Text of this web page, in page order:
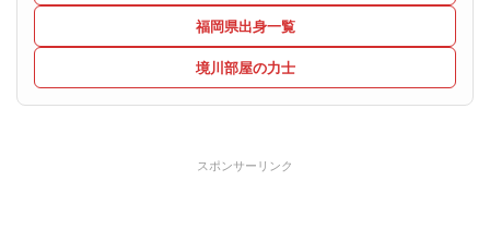
福岡県出身一覧
境川部屋の力士
スポンサーリンク